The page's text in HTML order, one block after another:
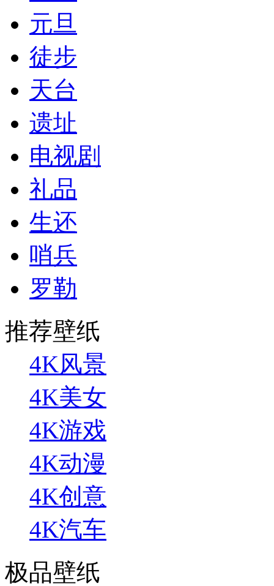
元旦
徒步
天台
遗址
电视剧
礼品
生还
哨兵
罗勒
推荐壁纸
4K风景
4K美女
4K游戏
4K动漫
4K创意
4K汽车
极品壁纸